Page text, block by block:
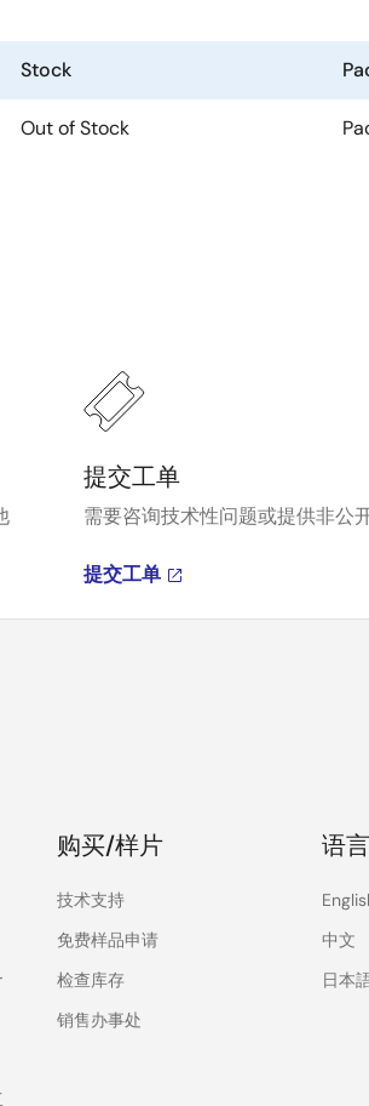
Stock
Out of Stock
提交工单
需要咨询技术性问题或提供非公
提交工单
购买/样片
技术支持
免费样品申请
检查库存
销售办事处
语言
中文
日本